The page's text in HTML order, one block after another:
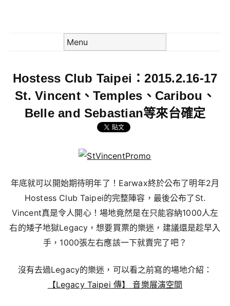
Hostess Club Taipei：2015.2.16-17
St. Vincent、Temples、Caribou、
Belle and Sebastian等來台確定
年底就可以開始期待明年了！Earwax終於公布了明年2月
Hostess Club Taipei的完整陣容，最後公布了St.
Vincent真是令人開心！場地竟然是在只能容納1000人左
右的矮子地獄Legacy，想要買票的樂迷，建議還是趁早入
手，1000張左右應該一下就賣完了吧？
沒有去過Legacy的樂迷，可以看之前寫的場地介紹：
【Legacy Taipei 傳】 音樂展演空間